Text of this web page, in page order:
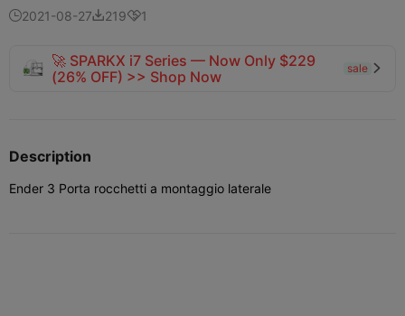
2021-08-272191
🚀 SPARKX i7 Series — Now Only $229
(26% OFF) >> Shop Now
sale 
Description
Ender 3 Porta rocchetti a montaggio laterale